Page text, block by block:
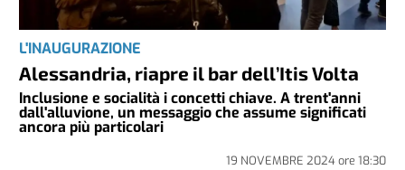
L'INAUGURAZIONE
Alessandria, riapre il bar dell’Itis Volta
Inclusione e socialità i concetti chiave. A trent'anni
dall'alluvione, un messaggio che assume significati
ancora più particolari
19 NOVEMBRE 2024ore 18:30